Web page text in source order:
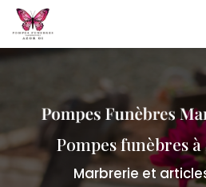
Aller
contenu
principal
Pompes funèbres
Marbrerie et